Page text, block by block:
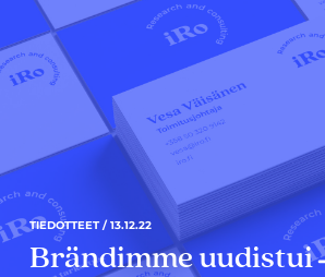
TIEDOTTEET / 13.12.22
Brändimme uudistui